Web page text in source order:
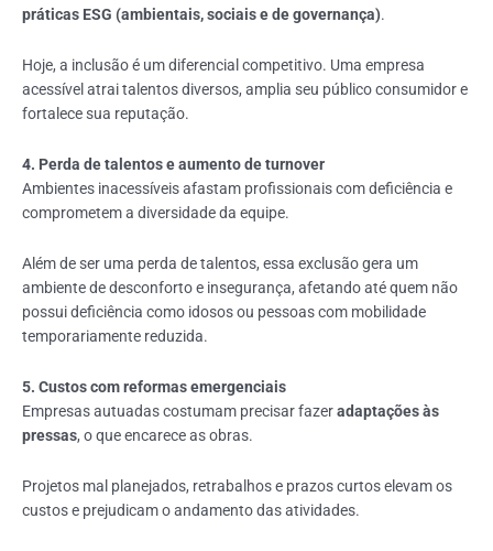
práticas ESG (ambientais, sociais e de governança).
Hoje, a inclusão é um diferencial competitivo. Uma empresa
acessível atrai talentos diversos, amplia seu público consumidor e
fortalece sua reputação.
4. Perda de talentos e aumento de turnover
Ambientes inacessíveis afastam profissionais com deficiência e
comprometem a diversidade da equipe.
Além de ser uma perda de talentos, essa exclusão gera um
ambiente de desconforto e insegurança, afetando até quem não
possui deficiência como idosos ou pessoas com mobilidade
temporariamente reduzida.
5. Custos com reformas emergenciais
Empresas autuadas costumam precisar fazeradaptações às
pressas, o que encarece as obras.
Projetos mal planejados, retrabalhos e prazos curtos elevam os
custos e prejudicam o andamento das atividades.